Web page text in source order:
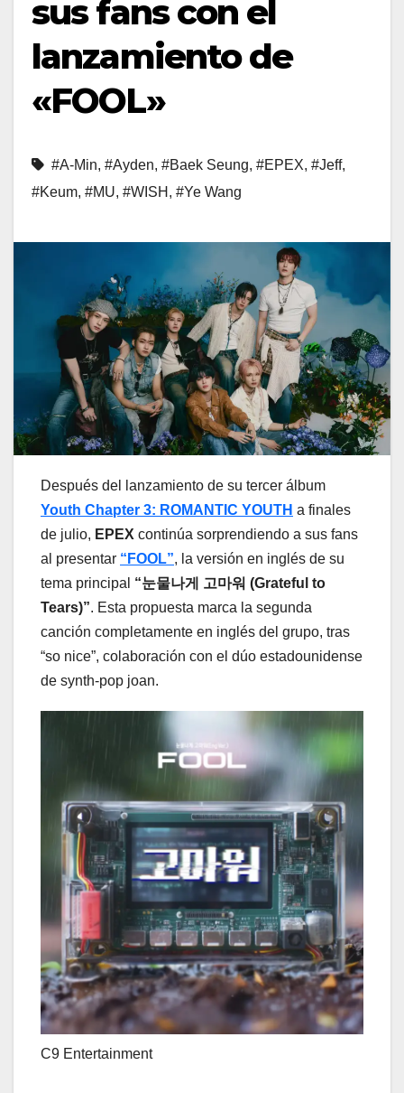
sus fans con el
lanzamiento de
«FOOL»
#A-Min, #Ayden, #Baek Seung, #EPEX, #Jeff,
#Keum, #MU, #WISH , #Ye Wang
Después del lanzamiento de su tercer álbum
Youth Chapter 3: ROMANTIC YOUTH a finales
de julio, EPEX continúa sorprendiendo a sus fans
al presentar “FOOL”, la versión en inglés de su
tema principal “눈물나게 고마워 (Grateful to
Tears)”. Esta propuesta marca la segunda
canción completamente en inglés del grupo, tras
“so nice”, colaboración con el dúo estadounidense
de synth-pop joan.
C9 Entertainment